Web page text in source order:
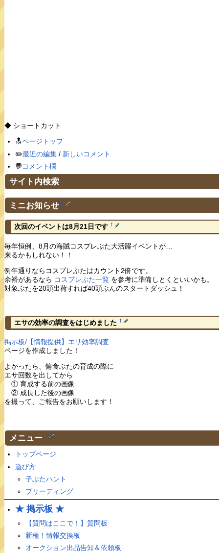
◆ ショートカット
🔝ページトップ
✏️最近の編集/ 新しいコメント
💬コメント欄
サイト内検索
ミニお知らせ †
次回のイベントは8月21日です †
毎年恒例、8月の海賊コスプレぶた大活躍イベントが…
来るかもしれない！！
例年通りならコスプレぶたはカウント2倍です。
余裕があるなら コスプレぶた一覧を参考に準備しとくといいかも。
対象ぶたを20頭出荷すれば40頭ぶんのスタートダッシュ！
エサの効率の調査をはじめました †
掲示板/【情報提供】エサ効率調査
ページを作成しました！
よかったら、偏食ぶたの育成の際に
エサ回数を出してから
① 育成する前の画像
② 成長した後の画像
を撮って、ご報告をお願いします！
メニュー †
トップページ
遊び方
子ぶたハント
ブリーディング
★ 掲示板 ★
【質問はここで！】質問板
新種！情報交換板
オークション出品告知＆依頼板